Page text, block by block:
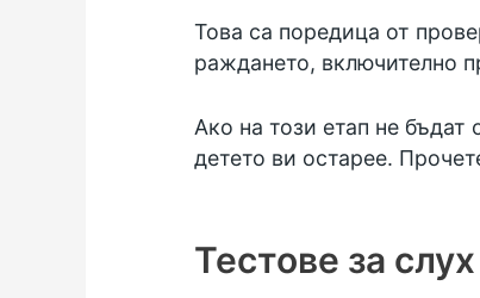
Това са поредица от
раждането, включително
Ако на този етап не бъдат
детето ви остарее.
Тестове за